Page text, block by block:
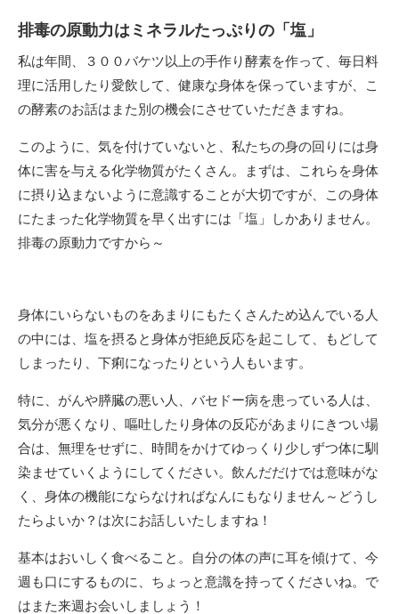
排毒の原動力はミネラルたっぷりの「塩」
私は年間、３００バケツ以上の手作り酵素を作って、毎日料
理に活用したり愛飲して、健康な身体を保っていますが、こ
の酵素のお話はまた別の機会にさせていただきますね。
このように、気を付けていないと、私たちの身の回りには身
体に害を与える化学物質がたくさん。まずは、これらを身体
に摂り込まないように意識することが大切ですが、この身体
にたまった化学物質を早く出すには「塩」しかありません。
排毒の原動力ですから～
身体にいらないものをあまりにもたくさんため込んでいる人
の中には、塩を摂ると身体が拒絶反応を起こして、もどして
しまったり、下痢になったりという人もいます。
特に、がんや膵臓の悪い人、バセドー病を患っている人は、
気分が悪くなり、嘔吐したり身体の反応があまりにきつい場
合は、無理をせずに、時間をかけてゆっくり少しずつ体に馴
染ませていくようにしてください。飲んだだけでは意味がな
く、身体の機能にならなければなんにもなりません～どうし
たらよいか？は次にお話しいたしますね！
基本はおいしく食べること。自分の体の声に耳を傾けて、今
週も口にするものに、ちょっと意識を持ってくださいね。で
はまた来週お会いしましょう！